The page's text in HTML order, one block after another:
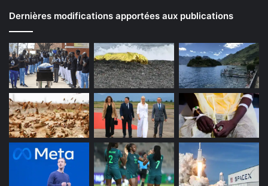
Dernières modifications apportées aux publications